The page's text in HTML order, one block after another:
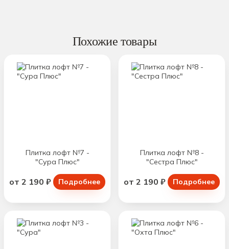
Похожие товары
Плитка лофт №7 -
"Сура Плюс"
от 2 190 ₽ Подробнее
Плитка лофт №8 -
"Сестра Плюс"
от 2 190 ₽ Подробнее